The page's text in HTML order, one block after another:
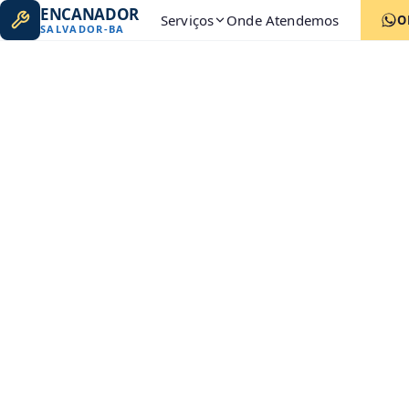
ENCANADOR
SALVADOR-BA Serviços Onde Atendemos